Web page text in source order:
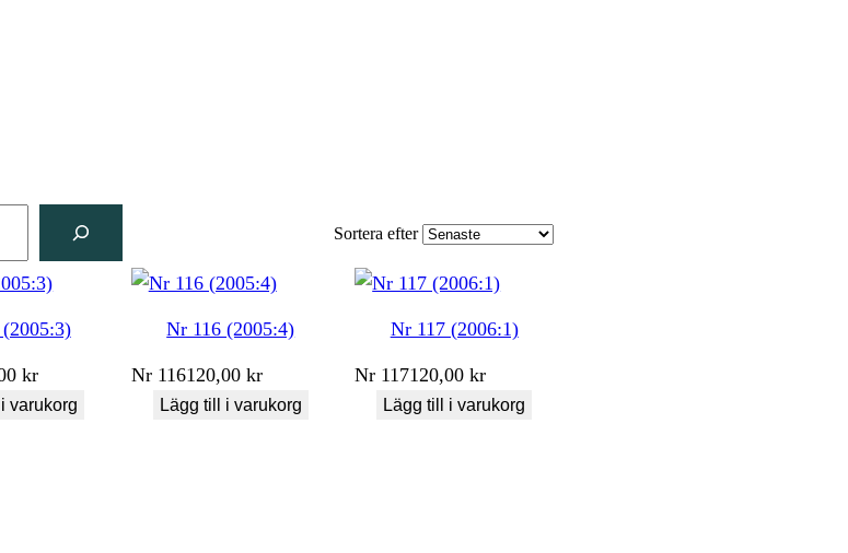
Sortera efter
kr
varukorg
Nr 116 (2005:4)
Nr 116120,00 kr
Lägg till i varukorg
Nr 117 (2006:1)
Nr 117120,00kr
Lägg till i varukorg